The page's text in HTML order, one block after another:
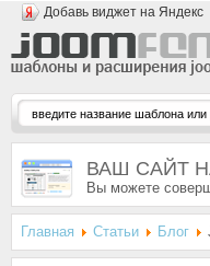
Добавь виджет на Яндекс
ВАШ САЙТ
Вы можете
Главная Статьи Блог